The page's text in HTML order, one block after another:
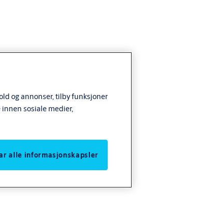
og annonser, tilby funksjoner
sosiale medier,
alle informasjonskapsler